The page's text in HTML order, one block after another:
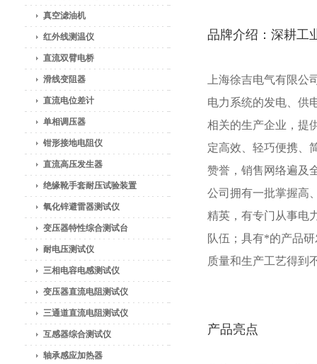
真空滤油机
红外线测温仪
直流双臂电桥
滑线变阻器
直流电位差计
单相调压器
钳形接地电阻仪
直流高压发生器
绝缘靴手套耐压试验装置
氧化锌避雷器测试仪
变压器特性综合测试台
耐电压测试仪
三相电容电感测试仪
变压器直流电阻测试仪
三通道直流电阻测试仪
互感器综合测试仪
轴承感应加热器
品牌介绍：深耕工
上海徐吉电气有限公
电力系统的发电、供
相关的生产企业，提
定高效、轻巧便携、
赞誉，销售网络遍及
公司拥有一批掌握高
精英，有专门从事电
队伍；具有*的产品
质量和生产工艺得到
产品亮点